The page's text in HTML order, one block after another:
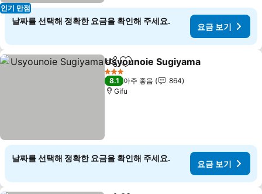
인기 만점
날짜를 선택해 정확한 요금을 확인해 주세요.
요금 보기
공유 즐겨찾기에 추가
Usyounoie Sugiyama
3 성급
8.1 아주 좋음
864
Gifu
날짜를 선택해 정확한 요금을 확인해 주세요.
요금 보기